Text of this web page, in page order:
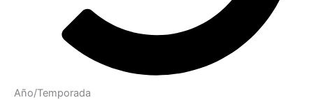
Año/Temporada